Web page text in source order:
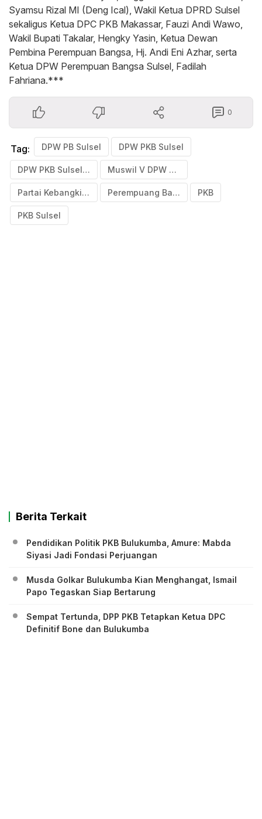
Syamsu Rizal MI (Deng Ical), Wakil Ketua DPRD Sulsel
sekaligus Ketua DPC PKB Makassar, Fauzi Andi Wawo,
Wakil Bupati Takalar, Hengky Yasin, Ketua Dewan
Pembina Perempuan Bangsa, Hj. Andi Eni Azhar, serta
Ketua DPW Perempuan Bangsa Sulsel, Fadilah
Fahriana.***
0
Tag: DPW PB Sulsel DPW PKB Sulsel
DPW PKB Sulsel Arsad Arsyad Muswil V DPW Perempuan Bangsa Sulsel
Partai Kebangkitan Bangsa Perempuang Bangsa PKB
PKB Sulsel
Berita Terkait
Pendidikan Politik PKB Bulukumba, Amure: Mabda
Siyasi Jadi Fondasi Perjuangan
Musda Golkar Bulukumba Kian Menghangat, Ismail
Papo Tegaskan Siap Bertarung
Sempat Tertunda, DPP PKB Tetapkan Ketua DPC
Definitif Bone dan Bulukumba